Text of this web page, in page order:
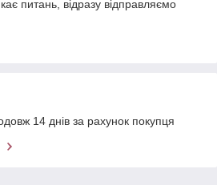
питань, відразу відправляємо
14 днів за рахунок покупця